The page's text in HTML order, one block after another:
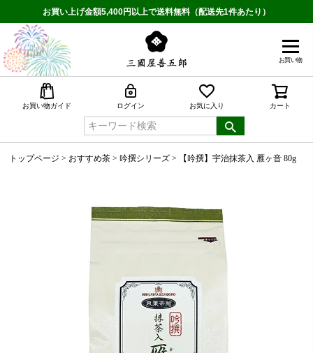
お買い上げ金額5,400円以上で送料無料（配送先1件あたり）
お買い物
お買い物ガイド ログイン お気に入り カート
トップページ おすすめ茶 吟撰シリーズ 【吟撰】宇治抹茶入 雁ヶ音 80g